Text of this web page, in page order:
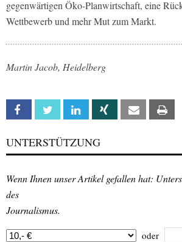
gegenwärtigen Öko-Planwirtschaft, eine
Wettbewerb und mehr Mut zum Markt.
Martin Jacob, Heidelberg
Facebook Twitter Linkedin Xing Email
UNTERSTÜTZUNG
Wenn Ihnen unser Artikel gefallen hat:
des
Journalismus.
oder